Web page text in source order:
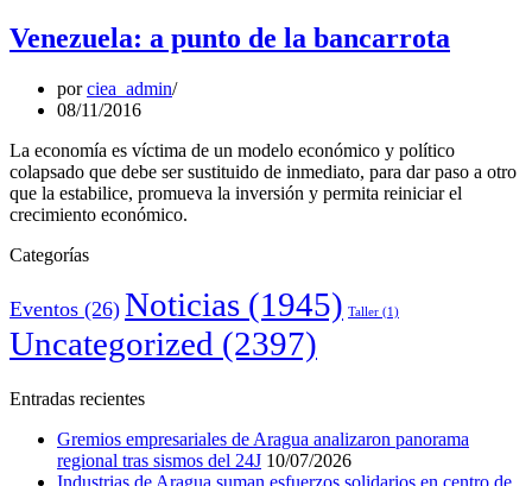
Venezuela: a punto de la bancarrota
porciea_admin
08/11/2016
La economía es víctima de un modelo económico y político
colapsado que debe ser sustituido de inmediato, para dar paso a otro
que la estabilice, promueva la inversión y permita reiniciar el
crecimiento económico.
Categorías
Eventos (26) Noticias (1945) Taller (1)
Uncategorized (2397)
Entradas recientes
Gremios empresariales de Aragua analizaron panorama
regional tras sismos del 24J 10/07/2026
Industrias de Aragua suman esfuerzos solidarios en centro de